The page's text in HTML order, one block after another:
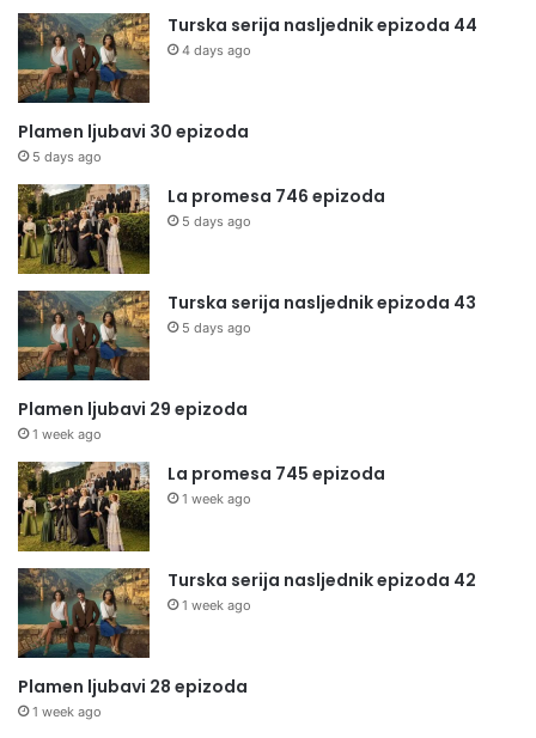
Turska serija nasljednik epizoda 44
4 days ago
Plamen ljubavi 30 epizoda
5 days ago
La promesa 746 epizoda
5 days ago
Turska serija nasljednik epizoda 43
5 days ago
Plamen ljubavi 29 epizoda
1 week ago
La promesa 745 epizoda
1 week ago
Turska serija nasljednik epizoda 42
1 week ago
Plamen ljubavi 28 epizoda
1 week ago